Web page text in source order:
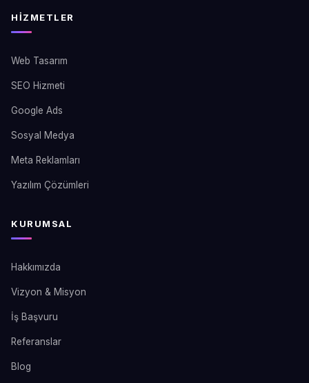
HIZMETLER
Web Tasarım
SEO Hizmeti
Google Ads
Sosyal Medya
Meta Reklamları
Yazılım Çözümleri
KURUMSAL
Hakkımızda
Vizyon & Misyon
İş Başvuru
Referanslar
Blog